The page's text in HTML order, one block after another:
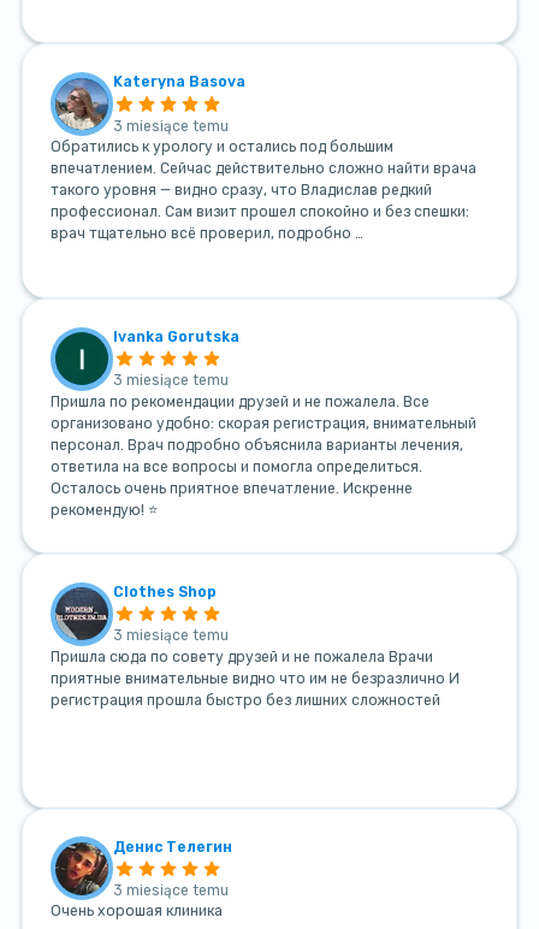
Kateryna Basova
3 miesiące temu
Обратились к урологу и остались под большим
впечатлением. Сейчас действительно сложно найти врача
такого уровня — видно сразу, что Владислав редкий
профессионал. Сам визит прошел спокойно и без спешки:
врач тщательно всё проверил, подробно …
Ivanka Gorutska
3 miesiące temu
Пришла по рекомендации друзей и не пожалела. Все
организовано удобно: скорая регистрация, внимательный
персонал. Врач подробно объяснила варианты лечения,
ответила на все вопросы и помогла определиться.
Осталось очень приятное впечатление. Искренне
рекомендую! ⭐
Clothes Shop
3 miesiące temu
Пришла сюда по совету друзей и не пожалела Врачи
приятные внимательные видно что им не безразлично И
регистрация прошла быстро без лишних сложностей
Денис Телегин
3 miesiące temu
Очень хорошая клиника